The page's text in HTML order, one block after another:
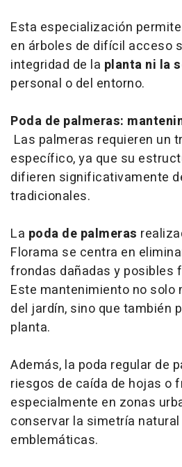
Esta especialización
en árboles de difícil acceso
integridad de la planta ni la
personal o del entorno.
Poda de palmeras:
Las palmeras requieren un
específico, ya que su
difieren significativamente
tradicionales.
La poda de palmeras
Florama se centra en
frondas dañadas y posibles
Este mantenimiento no solo
del jardín, sino que también
planta.
Además, la poda regular de
riesgos de caída de hojas o
especialmente en zonas
conservar la simetría
emblemáticas.